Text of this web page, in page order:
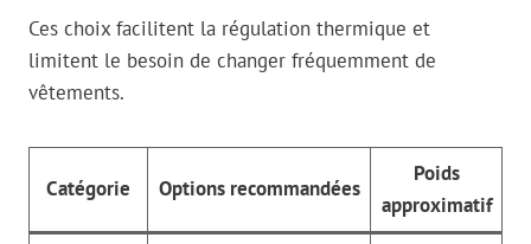
Ces choix facilitent la régulation thermique et
limitent le besoin de changer fréquemment de
vêtements.
Catégorie Options recommandées
Poids
approximatif